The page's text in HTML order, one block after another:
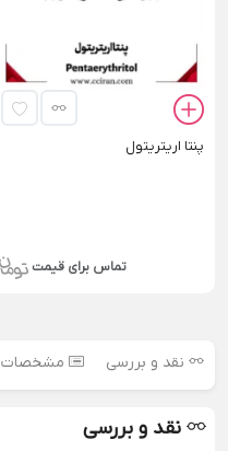
پنتا اریتریتول
تماس برای قیمت
نقد و بررسی مشخصات
نقد و بررسی